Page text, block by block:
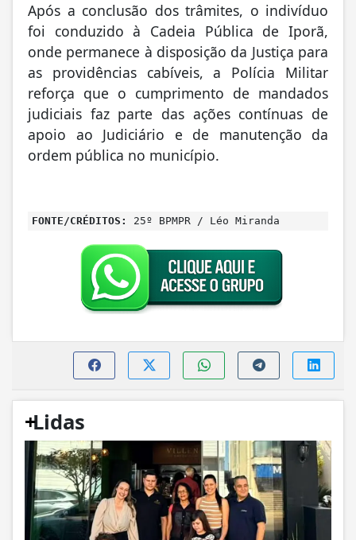
Após a conclusão dos trâmites, o indivíduo
foi conduzido à Cadeia Pública de Iporã,
onde permanece à disposição da Justiça para
as providências cabíveis, a Polícia Militar
reforça que o cumprimento de mandados
judiciais faz parte das ações contínuas de
apoio ao Judiciário e de manutenção da
ordem pública no município.
FONTE/CRÉDITOS: 25º BPMPR / Léo Miranda
+
Lidas